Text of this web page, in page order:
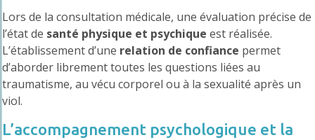
Lors de la consultation médicale, une évaluation précise de
l’état de santé physique et psychique est réalisée.
L’établissement d’une relation de confiance permet
d’aborder librement toutes les questions liées au
traumatisme, au vécu corporel ou à la sexualité après un
viol.
L’accompagnement psychologique et la